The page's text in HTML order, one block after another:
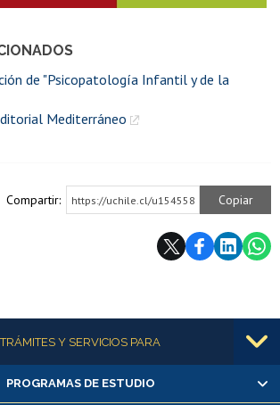
de "Psicopatología Infantil y de la
Mediterráneo
Compartir: https://uchile.cl/u154558 Copiar
TRÁMITES Y SERVICIOS PARA
Alumnas/os y exalumnas/os
PROGRAMAS DE ESTUDIO